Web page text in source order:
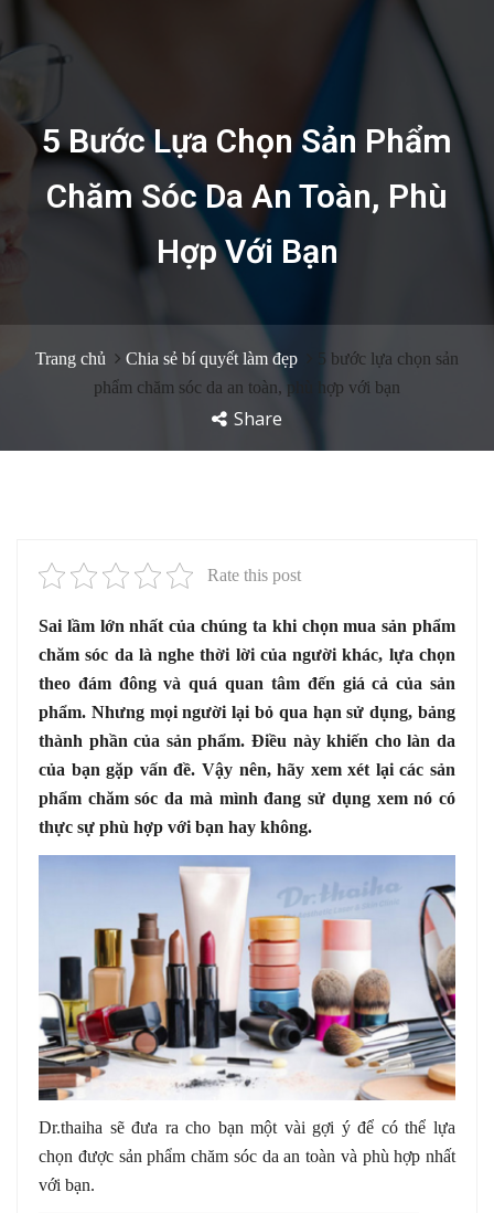
5 Bước Lựa Chọn Sản Phẩm
Chăm Sóc Da An Toàn, Phù
Hợp Với Bạn
Trang chủ Chia sẻ bí quyết làm đẹp
5 bước lựa chọn sản
phẩm chăm sóc da an toàn, phù hợp với bạn
Share
Rate this post
Sai lầm lớn nhất của chúng ta khi chọn mua sản phẩm
chăm sóc da là nghe thời lời của người khác, lựa chọn
theo đám đông và quá quan tâm đến giá cả của sản
phẩm. Nhưng mọi người lại bỏ qua hạn sử dụng, bảng
thành phần của sản phẩm. Điều này khiến cho làn da
của bạn gặp vấn đề. Vậy nên, hãy xem xét lại các sản
phẩm chăm sóc da mà mình đang sử dụng xem nó có
thực sự phù hợp với bạn hay không.
Dr.thaiha sẽ đưa ra cho bạn một vài gợi ý để có thể lựa
chọn được sản phẩm chăm sóc da an toàn và phù hợp nhất
với bạn.